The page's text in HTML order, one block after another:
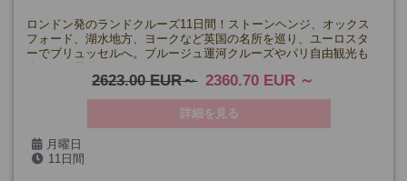
ロンドン発のランドクルーズ11日間！ストーンヘンジ、オックス
フォード、湖水地方、ヨークなど英国の名所を巡り、ユーロスタ
ーでブリュッセルへ。ブルージュ運河クルーズやパリ自由観光も
2623.00 EUR 2360.70 EUR
詳細を見る
月曜日
11日間